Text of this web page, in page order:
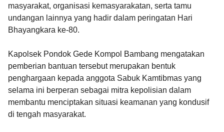
masyarakat, organisasi kemasyarakatan, serta tamu
undangan lainnya yang hadir dalam peringatan Hari
Bhayangkara ke-80.
Kapolsek Pondok Gede Kompol Bambang mengatakan
pemberian bantuan tersebut merupakan bentuk
penghargaan kepada anggota Sabuk Kamtibmas yang
selama ini berperan sebagai mitra kepolisian dalam
membantu menciptakan situasi keamanan yang kondusif
di tengah masyarakat.